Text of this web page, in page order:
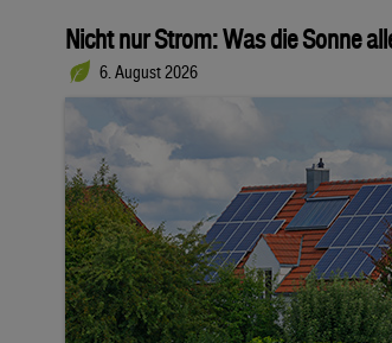
Nicht nur Strom: Was die Sonne
6. August 2026